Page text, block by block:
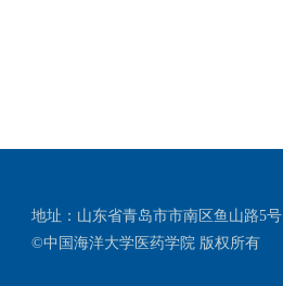
地址：山东省青岛市市南区鱼山路5号
©中国海洋大学医药学院 版权所有